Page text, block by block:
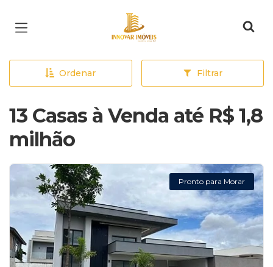
Página inicial
Ordenar Filtrar
13 Casas à Venda até R$ 1,8
milhão
Pronto para Morar